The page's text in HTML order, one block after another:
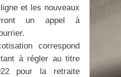
et les nouveaux
un appel à
correspond
à régler au titre
pour la retraite